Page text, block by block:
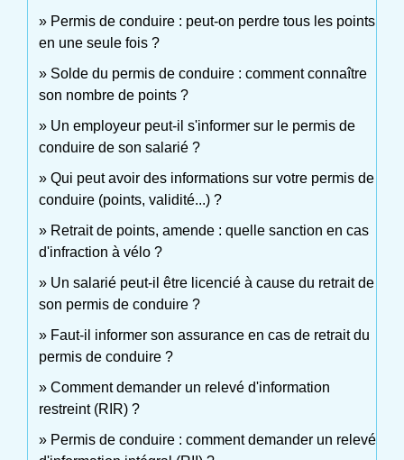
Permis de conduire : peut-on perdre tous les points
en une seule fois ?
Solde du permis de conduire : comment connaître
son nombre de points ?
Un employeur peut-il s'informer sur le permis de
conduire de son salarié ?
Qui peut avoir des informations sur votre permis de
conduire (points, validité...) ?
Retrait de points, amende : quelle sanction en cas
d'infraction à vélo ?
Un salarié peut-il être licencié à cause du retrait de
son permis de conduire ?
Faut-il informer son assurance en cas de retrait du
permis de conduire ?
Comment demander un relevé d'information
restreint (RIR) ?
Permis de conduire : comment demander un relevé